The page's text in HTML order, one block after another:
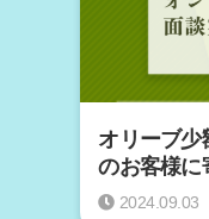
オリーブ少
のお客様に
2024.09.03